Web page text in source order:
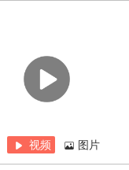
视频 图片